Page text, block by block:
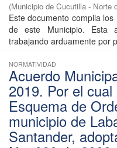
(Municipio de Cucutilla - Norte
Este documento compila
de este Municipio. Esta
trabajando arduamente por
NORMATIVIDAD
Acuerdo
2019. Por el
Esquema de
municipio de
Santander,